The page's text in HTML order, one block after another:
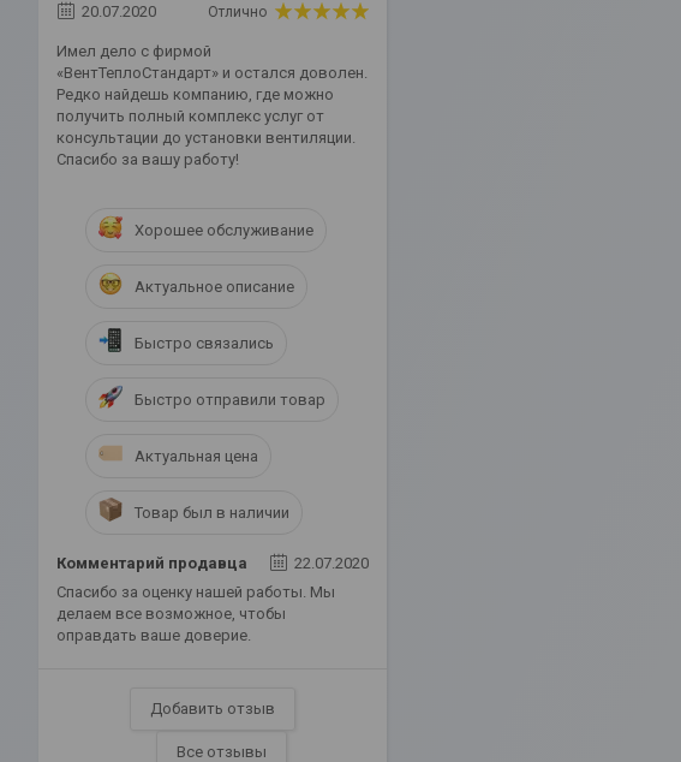
20.07.2020 Отлично
Имел дело с фирмой
«ВентТеплоСтандарт» и остался доволен.
Редко найдешь компанию, где можно
получить полный комплекс услуг от
консультации до установки вентиляции.
Спасибо за вашу работу!
Хорошее обслуживание
Актуальное описание
Быстро связались
Быстро отправили товар
Актуальная цена
Товар был в наличии
Комментарий продавца
22.07.2020
Спасибо за оценку нашей работы. Мы
делаем все возможное, чтобы
оправдать ваше доверие.
Добавить отзыв
Все отзывы